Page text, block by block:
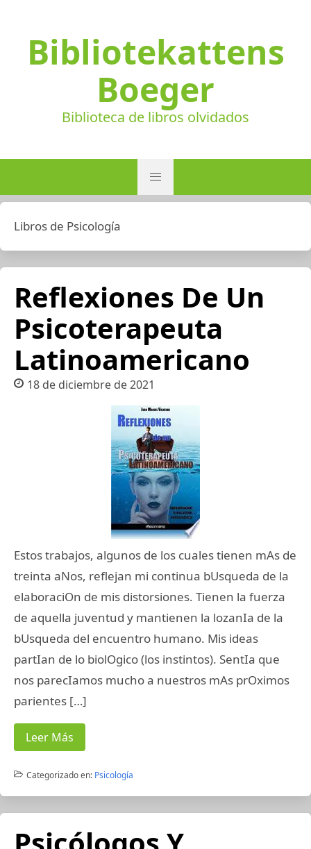
Bibliotekattens
Boeger
Biblioteca de libros olvidados
Libros de Psicología
Reflexiones De Un
Psicoterapeuta
Latinoamericano
18 de diciembre de 2021
Estos trabajos, algunos de los cuales tienen mAs de
treinta aNos, reflejan mi continua bUsqueda de la
elaboraciOn de mis distorsiones. Tienen la fuerza
de aquella juventud y mantienen la lozanIa de la
bUsqueda del encuentro humano. Mis ideas
partIan de lo biolOgico (los instintos). SentIa que
nos parecIamos mucho a nuestros mAs prOximos
parientes […]
Leer Más
Categorizado en: Psicología